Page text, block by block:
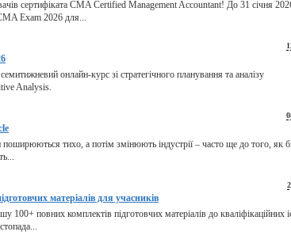
сертифіката CMA Certified Management Accountant! До 31 січня
Exam 2026 для...
онлайн-курс зі стратегічного планування та аналізу
Analysis.
тихо, а потім змінюють індустрії – часто ще до того, як
матеріалів для учасників
повних комплектів підготовчих матеріалів до кваліфікаційних